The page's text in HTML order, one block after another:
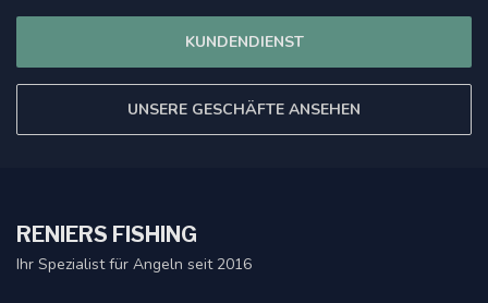
KUNDENDIENST
UNSERE GESCHÄFTE ANSEHEN
RENIERS FISHING
Ihr Spezialist für Angeln seit 2016